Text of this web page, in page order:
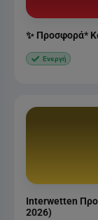
✨ Προσφορά*
Ενεργή
Interwetten
2026)